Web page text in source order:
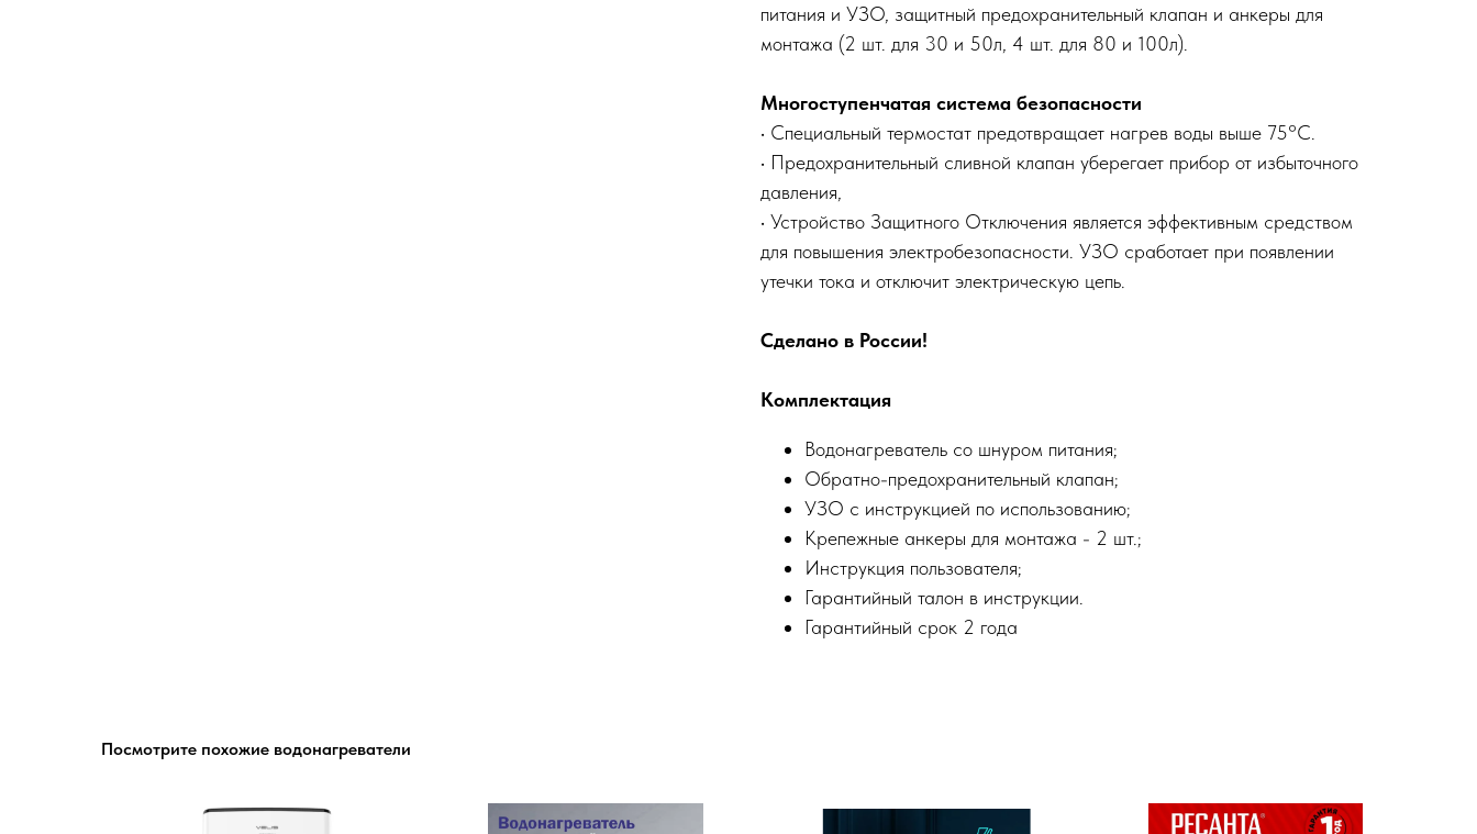
питания и УЗО, защитный предохранительный клапан и анкеры для
монтажа (2 шт. для 30 и 50л, 4 шт. для 80 и 100л).
Многоступенчатая система безопасности
• Специальный термостат предотвращает нагрев воды выше 75°C.
• Предохранительный сливной клапан уберегает прибор от избыточного
давления,
• Устройство Защитного Отключения является эффективным средством
для повышения электробезопасности. УЗО сработает при появлении
утечки тока и отключит электрическую цепь.
Сделано в России!
Комплектация
Водонагреватель со шнуром питания;
Обратно-предохранительный клапан;
УЗО с инструкцией по использованию;
Крепежные анкеры для монтажа - 2 шт.;
Инструкция пользователя;
Гарантийный талон в инструкции.
Гарантийный срок 2 года
Посмотрите похожие водонагреватели